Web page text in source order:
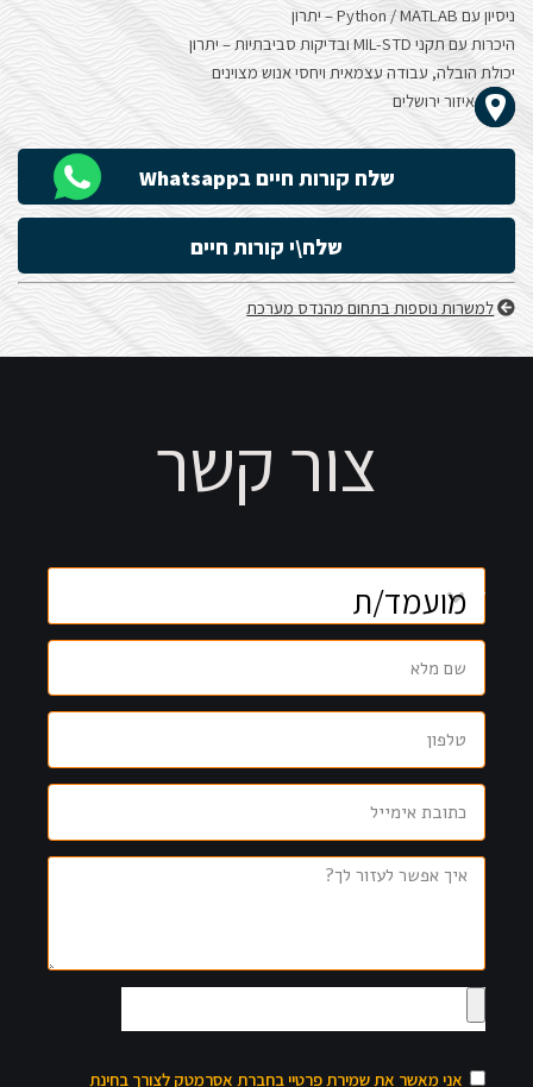
ניסיון עם Python / MATLAB – יתרון
היכרות עם תקני MIL-STD ובדיקות סביבתיות – יתרון
יכולת הובלה, עבודה עצמאית ויחסי אנוש מצוינים
איזור ירושלים
שלח קורות חיים בWhatsapp
שלח\י קורות חיים
למשרות נוספות בתחום מהנדס מערכת
צור קשר
אני מאשר את שמירת פרטיי בחברת אסרמטק לצורך בחינת